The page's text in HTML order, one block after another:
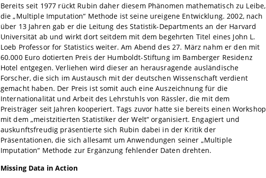
Bereits seit 1977 rückt Rubin daher diesem Phänomen mathematisch zu Leibe,
die „Multiple Imputation“ Methode ist seine ureigene Entwicklung. 2002, nach
über 13 Jahren gab er die Leitung des Statistik-Departments an der Harvard
Universität ab und wirkt dort seitdem mit dem begehrten Titel eines John L.
Loeb Professor for Statistics weiter. Am Abend des 27. März nahm er den mit
60.000 Euro dotierten Preis der Humboldt-Stiftung im Bamberger Residenz
Hotel entgegen. Verliehen wird dieser an herausragende ausländische
Forscher, die sich im Austausch mit der deutschen Wissenschaft verdient
gemacht haben. Der Preis ist somit auch eine Auszeichnung für die
Internationalität und Arbeit des Lehrstuhls von Rässler, die mit dem
Preisträger seit Jahren kooperiert. Tags zuvor hatte sie bereits einen Workshop
mit dem „meistzitierten Statistiker der Welt“ organisiert. Engagiert und
auskunftsfreudig präsentierte sich Rubin dabei in der Kritik der
Präsentationen, die sich allesamt um Anwendungen seiner „Multiple
Imputation“ Methode zur Ergänzung fehlender Daten drehten.
Missing Data in Action